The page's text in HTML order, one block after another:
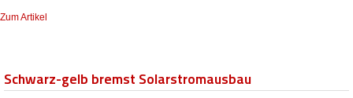
Zum Artikel
Schwarz-gelb bremst Solarstromausbau